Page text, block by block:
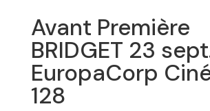
Avant Première
BRIDGET 23
EuropaCorp
128